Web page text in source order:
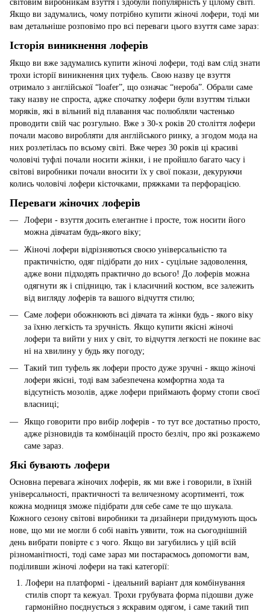
світовим виробникам взуття і здобули популярність у цілому світі.
Якщо ви задумались, чому потрібно купити жіночі лофери, тоді ми
вам детальніше розповімо про всі переваги цього взуття саме зараз:
Історія виникнення лоферів
Якщо ви вже задумались купити жіночі лофери, тоді вам слід знати
трохи історії виникнення цих туфель. Свою назву це взуття
отримало з англійської “loafer”, що означає “нероба”. Обрали саме
таку назву не спроста, адже спочатку лофери були взуттям тільки
моряків, які в вільний від плавання час полюбляли частенько
проводити свій час розгульно. Вже з 30-х років 20 століття лофери
почали масово виробляти для англійського ринку, а згодом мода на
них розлетілась по всьому світі. Вже через 30 років ці красиві
чоловічі туфлі почали носити жінки, і не пройшло багато часу і
світові виробники почали вносити їх у свої покази, декуруючи
колись чоловічі лофери кісточками, пряжками та перфорацією.
Переваги жіночих лоферів
Лофери - взуття досить елегантне і просте, тож носити його
можна дівчатам будь-якого віку;
Жіночі лофери відрізняються своєю універсальністю та
практичністю, одяг підібрати до них - суцільне задоволення,
адже вони підходять практично до всього! До лоферів можна
одягнути як і спідницю, так і класичний костюм, все залежить
від вигляду лоферів та вашого відчуття стилю;
Саме лофери обожнюють всі дівчата та жінки будь - якого віку
за їхню легкість та зручність. Якщо купити якісні жіночі
лофери та вийти у них у світ, то відчуття легкості не покине вас
ні на хвилину у будь яку погоду;
Такий тип туфель як лофери просто дуже зручні - якщо жіночі
лофери якісні, тоді вам забезпечена комфортна хода та
відсутність мозолів, адже лофери приймають форму стопи своєї
власниці;
Якщо говорити про вибір лоферів - то тут все достатньо просто,
адже різновидів та комбінацій просто безліч, про які розкажемо
саме зараз.
Які бувають лофери
Основна перевага жіночих лоферів, як ми вже і говорили, в їхній
універсальності, практичності та величезному асортименті, тож
кожна модниця зможе підібрати для себе саме те що шукала.
Кожного сезону світові виробники та дизайнери придумують щось
нове, що ми не могли б собі навіть уявити, тож на сьогоднішній
день вибрати повірте є з чого. Якщо ви загубились у цій всій
різноманітності, тоді саме зараз ми постараємось допомогти вам,
поділивши жіночі лофери на такі категорії:
Лофери на платформі - ідеальний варіант для комбінування
стилів спорт та кежуал. Трохи грубувата форма підошви дуже
гармонійно поєднується з яскравим одягом, і саме такий тип